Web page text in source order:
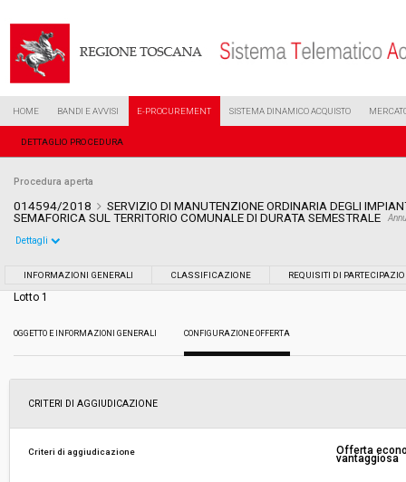
HOME BANDI E AVVISI E-PROCUREMENT SISTEMA DINAMICO ACQUISTO
DETTAGLIO PROCEDURA
Procedura aperta
014594/2018
SERVIZIO DI MANUTENZIONE ORDINARIA DEGLI
SEMAFORICA SUL TERRITORIO COMUNALE DI DURATA SEMESTRALE
Tipo di contratto:
28/06/2018 17:57
Svolgimento:
Responsabile attuale: COMUNE DI LIVORNO - Ufficio Gare e Contratti
Dettagli
INFORMAZIONI GENERALI CLASSIFICAZIONE REQUISITI DI
Lotto 1
OGGETTO E INFORMAZIONI GENERALI CONFIGURAZIONE OFFERTA
CRITERI DI AGGIUDICAZIONE
Criteri di aggiudicazione Offerta
vantaggiosa